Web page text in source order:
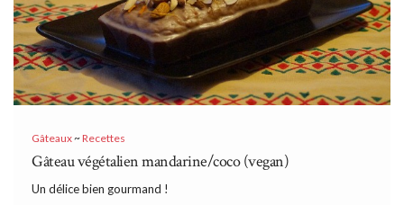
Gâteaux~Recettes
Gâteau végétalien mandarine/coco (vegan)
Un délice bien gourmand !